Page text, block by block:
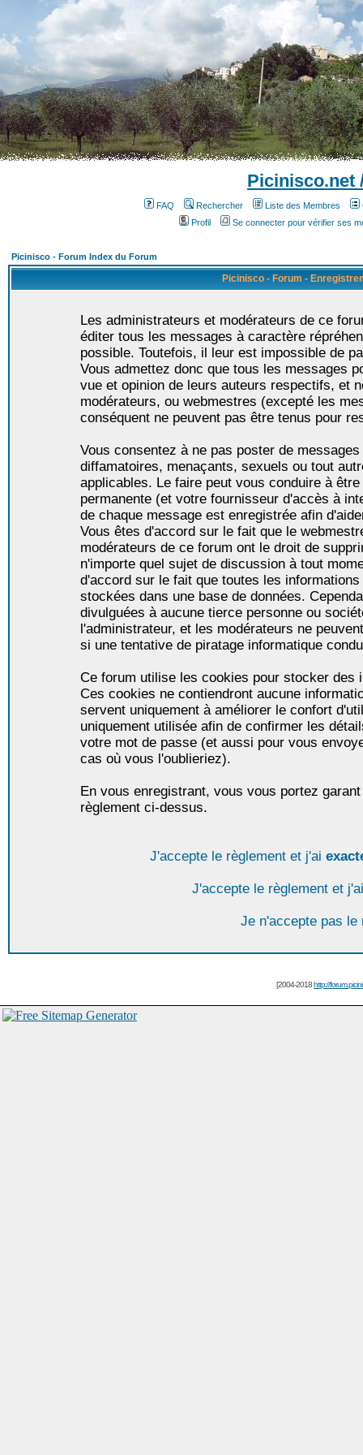
Picinisco.net
FAQ Rechercher Liste des Membres
Profil
Se connecter pour vérifier ses
Picinisco - Forum Index du Forum
Picinisco - Forum -
Les administrateurs et modérateurs de ce
éditer tous les messages à caractère
possible. Toutefois, il leur est impossible de
Vous admettez donc que tous les messages
vue et opinion de leurs auteurs respectifs, et
modérateurs, ou webmestres (excepté les
conséquent ne peuvent pas être tenus pour
Vous consentez à ne pas poster de
diffamatoires, menaçants, sexuels ou tout
applicables. Le faire peut vous conduire à
permanente (et votre fournisseur d'accès à
de chaque message est enregistrée afin
Vous êtes d'accord sur le fait que le
modérateurs de ce forum ont le droit de
n'importe quel sujet de discussion à tout
d'accord sur le fait que toutes les
stockées dans une base de données.
divulguées à aucune tierce personne ou
l'administrateur, et les modérateurs ne
si une tentative de piratage informatique
Ce forum utilise les cookies pour stocker des
Ces cookies ne contiendront aucune
servent uniquement à améliorer le confort
uniquement utilisée afin de confirmer les
votre mot de passe (et aussi pour vous
cas où vous l'oublieriez).
En vous enregistrant, vous vous portez
règlement ci-dessus.
J'accepte le règlement et j'ai
J'accepte le règlement et
Je n'accepte pas le
[2004-2018http://